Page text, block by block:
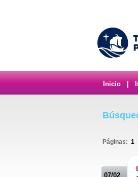
Inicio
Páginas: 1
07/02